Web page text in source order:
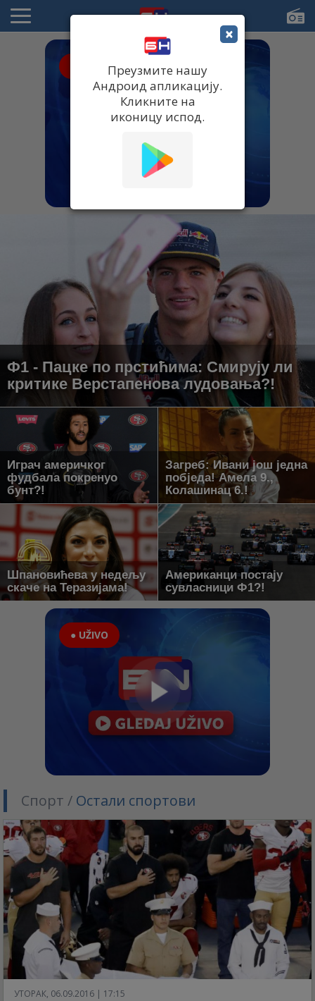
Ф1 - Пацке по прстићима: Смирују ли
критике Верстапенова лудовања?!
Играч америчког
фудбала покренуо
бунт?!
Загреб: Ивани још једна
побједа! Амела 9.,
Колашинац 6.!
Шпановићева у недељу
скаче на Теразијама!
Американци постају
сувласници Ф1?!
● UŽIVO
Спорт / Остали спортови
УТОРАК, 06.09.2016 | 17:15
×
Преузмите нашу
Андроид апликацију.
Кликните на
иконицу испод.